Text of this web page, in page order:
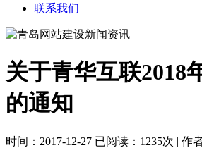
联系我们
关于青华互联2018
的通知
时间：2017-12-27 已阅读：1235次 | 作者